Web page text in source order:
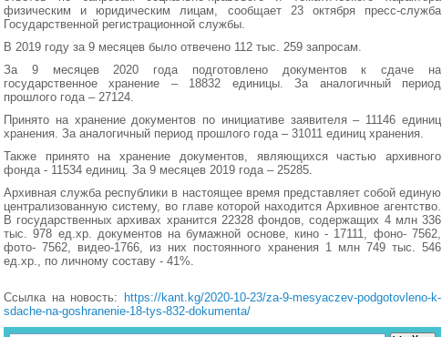
физическим и юридическим лицам, сообщает 23 октября пресс-служба
Государственной регистрационной службы.
В 2019 году за 9 месяцев было отвечено 112 тыс. 259 запросам.
За 9 месяцев 2020 года подготовлено документов к сдаче на
государственное хранение – 18832 единицы. За аналогичный период
прошлого года – 27124.
Принято на хранение документов по инициативе заявителя – 11146 единиц
хранения. За аналогичный период прошлого года – 31011 единиц хранения.
Также принято на хранение документов, являющихся частью архивного
фонда - 11534 единиц. За 9 месяцев 2019 года – 25285.
Архивная служба республики в настоящее время представляет собой единую
централизованную систему, во главе которой находится Архивное агентство.
В государственных архивах хранится 22328 фондов, содержащих 4 млн 336
тыс. 978 ед.хр. документов на бумажной основе, кино - 17111, фоно- 7562,
фото- 7562, видео-1766, из них постоянного хранения 1 млн 749 тыс. 546
ед.хр., по личному составу - 41%.
Ссылка на новость:
https://kant.kg/2020-10-23/za-9-mesyaczev-podgotovleno-k-
sdache-na-goshranenie-18-tys-832-dokumenta/